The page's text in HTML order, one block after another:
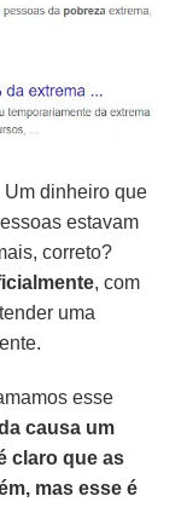
dinheiro que
estavam
correto?
, com
uma
esse
causa um
claro que as
mas esse é